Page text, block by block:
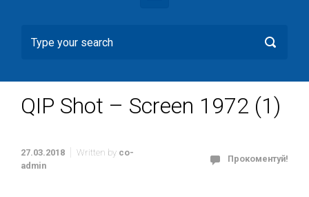
QIP Shot – Screen 1972 (1)
27.03.2018 Written by co-
admin
Прокоментуй!